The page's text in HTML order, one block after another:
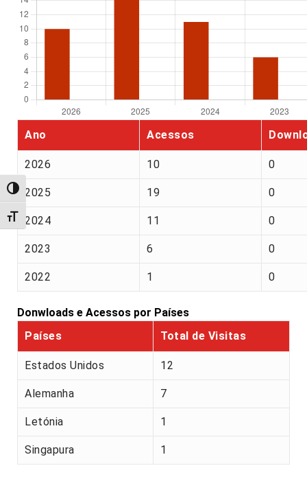
Alternar alto contraste
Alternar tamanho da fonte
Ano Acessos
2026 10 0
2025 19 0
2024 11 0
2023 6 0
2022 1 0
Donwloads e Acessos por Países
Países
Total de Visitas
Estados Unidos 12
Alemanha 7
Letónia 1
Singapura 1